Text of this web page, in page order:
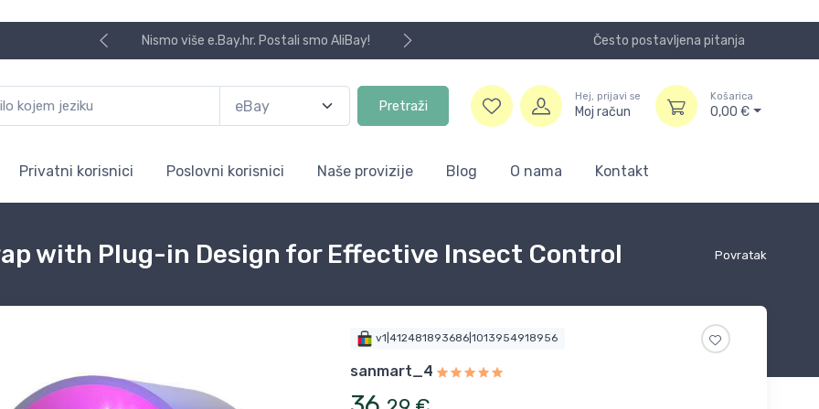
Nismo više e.Bay.hr. Postali smo AliBay! Često postavljena pitanja
Pretraži
Hej, prijavi se
Moj račun
Košarica
0,00 €
Privatni korisnici Poslovni korisnici Naše provizije Blog O nama Kontakt
Povratak
with Plug-in Design for Effective Insect Control
v1|412481893686|1013954918956
sanmart_4